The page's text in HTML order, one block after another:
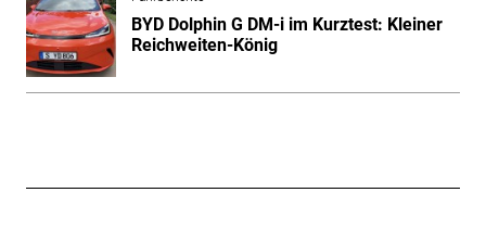
BYD Dolphin G DM-i im Kurztest: Kleiner
Reichweiten-König